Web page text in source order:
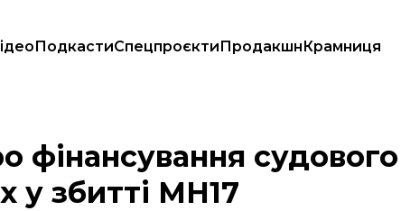
ПодкастиСпецпроєктиПродакшнКрамниця
у збитті МН17
фінансування судового
у збитті МН17